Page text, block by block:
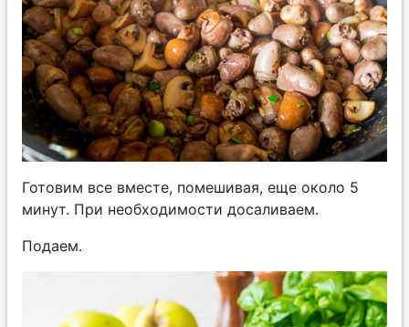
Готовим все вместе, помешивая, еще около 5
минут. При необходимости досаливаем.
Подаем.